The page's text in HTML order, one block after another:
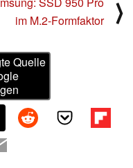
im M.2-Formfaktor
⟩
Quelle